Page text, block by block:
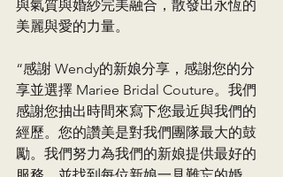
與氣質與婚紗完美融合，散發出永恆的
美麗與愛的力量。
“感謝 Wendy的新娘分享，感謝您的分
享並選擇 Mariee Bridal Couture。我們
感謝您抽出時間來寫下您最近與我們的
經歷。您的讚美是對我們團隊最大的鼓
勵。我們努力為我們的新娘提供最好的